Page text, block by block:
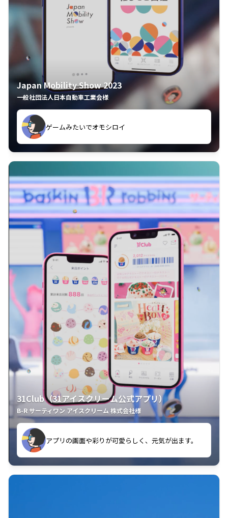
Japan Mobility Show 2023
一般社団法人日本自動車工業会様
ゲームみたいでオモシロイ
久々のモーターショーがアプリでもっと楽しめました
31Club（31アイスクリーム公式アプリ）
B-R サーティワン アイスクリーム 株式会社様
アプリの画面や彩りが可愛らしく、元気が出ます。
クラスごとに特典があるようなので使うのが楽しいで
す。